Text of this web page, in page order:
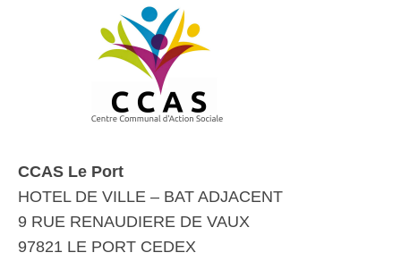
CCAS Le Port
HOTEL DE VILLE – BAT ADJACENT
9 RUE RENAUDIERE DE VAUX
97821 LE PORT CEDEX